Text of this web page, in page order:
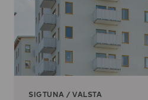
SIGTUNA /VALSTA